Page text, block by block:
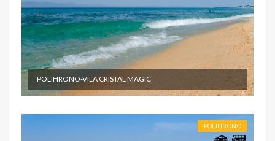
POLIHRONO-VILA CRISTAL MAGIC
POLIHRONO